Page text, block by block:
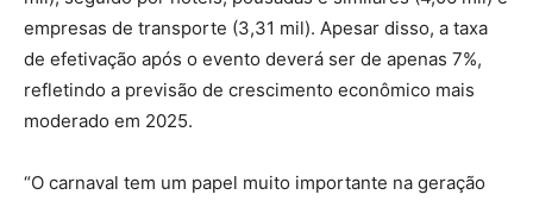
empresas de transporte (3,31 mil). Apesar disso, a taxa
de efetivação após o evento deverá ser de apenas 7%,
refletindo a previsão de crescimento econômico mais
moderado em 2025.
“O carnaval tem um papel muito importante na geração